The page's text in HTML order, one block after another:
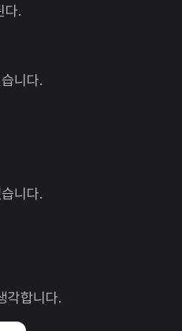
다.
니다.
니다.
각합니다.